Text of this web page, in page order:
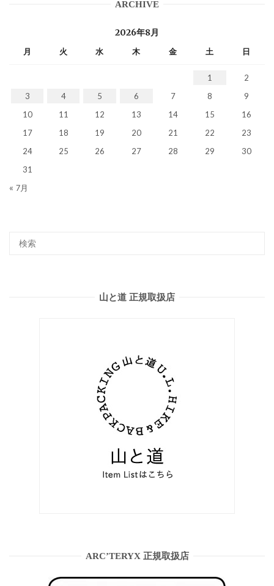
ARCHIVE
2026年8月
月 火 水 木 金 土 日
1
2
3
4 5 6 7 8
9
10
11 12 13 14 15
16
17
18 19 20 21 22
23
24
25 26 27 28 29
30
31
« 7月
山と道 正規取扱店
ARC’TERYX 正規取扱店